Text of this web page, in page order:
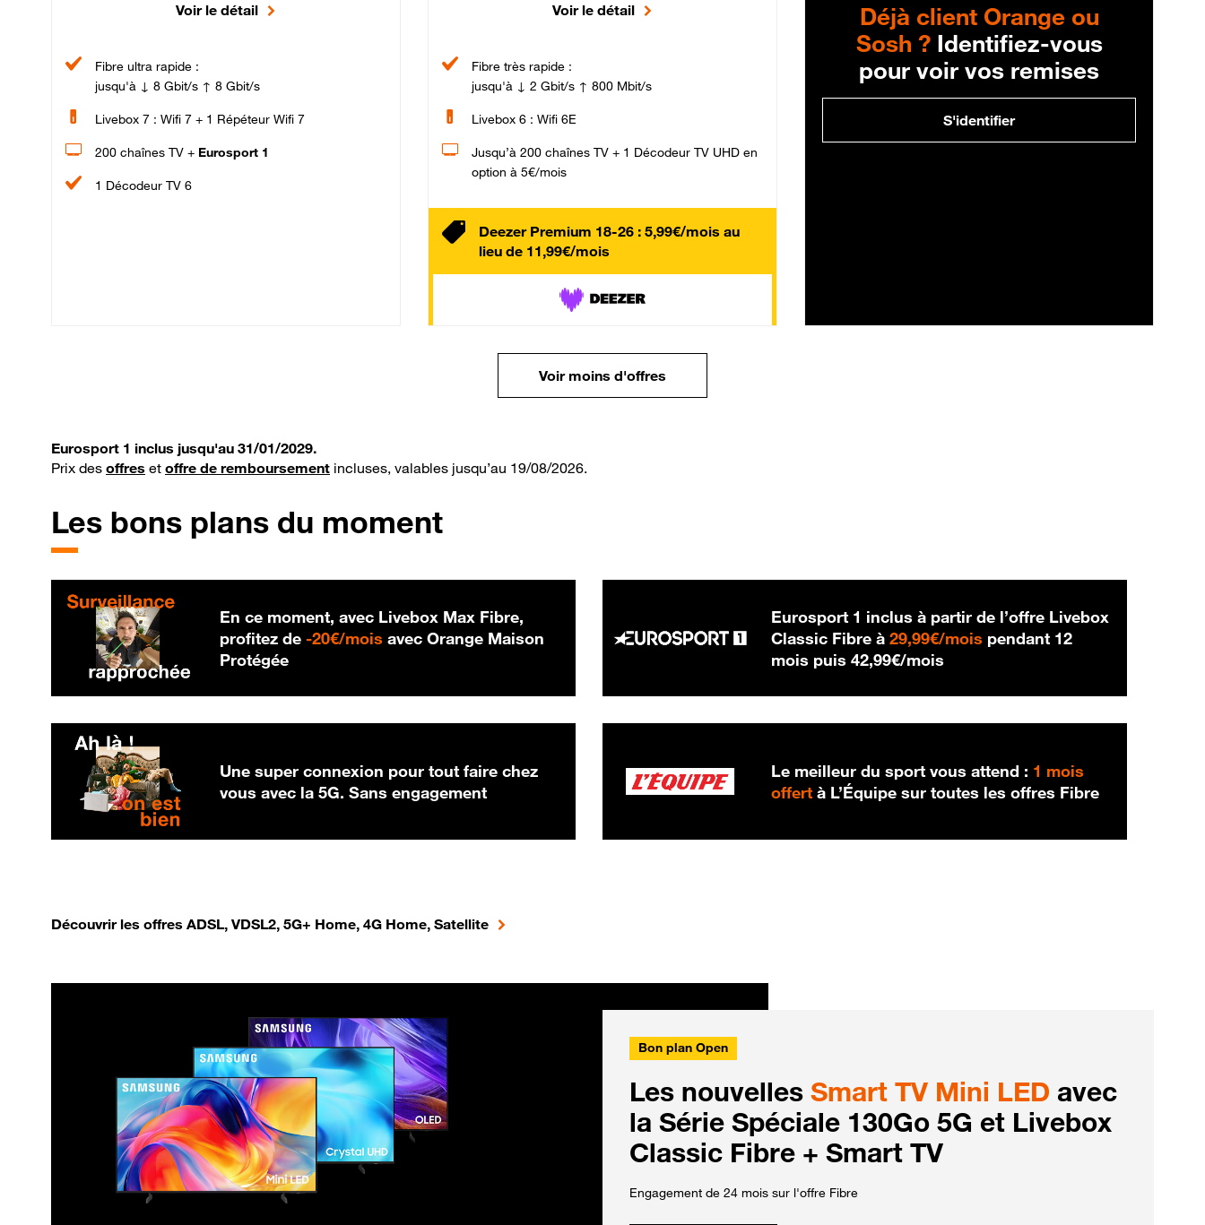
Voir le détail
Fibre ultra rapide :
jusqu'à ↓ 8 Gbit/s ↑ 8 Gbit/s
Livebox 7 : Wifi 7 + 1 Répéteur Wifi 7
200 chaînes TV + Eurosport 1
1 Décodeur TV 6
Voir le détail
Fibre très rapide :
jusqu'à ↓ 2 Gbit/s ↑ 800 Mbit/s
Livebox 6 : Wifi 6E
Jusqu’à 200 chaînes TV + 1 Décodeur TV UHD en
option à 5€/mois
Deezer Premium 18-26 : 5,99€/mois au
lieu de 11,99€/mois
Déjà client Orange ou
Sosh ?Identifiez-vous
pour voir vos remises
S'identifier
Voir moins d'offres
Eurosport 1 inclus jusqu'au 31/01/2029.
Prix des offres et offre de remboursement incluses, valables jusqu’au 19/08/2026.
Les bons plans du moment
En ce moment, avec Livebox Max Fibre,
profitez de -20€/mois 20 € par mois
avec Orange Maison
Protégée
Eurosport 1 inclus à partir de l’offre Livebox
Classic Fibre à29,99€/mois 29,99 € par mois
pendant 12
mois puis42,99€/mois
Une super connexion pour tout faire chez
vous avec la 5G. Sans engagement
Le meilleur du sport vous attend : 1 mois
offert à L’Équipe sur toutes les offres Fibre
Découvrir les offres ADSL, VDSL2, 5G+ Home, 4G Home, Satellite
Bon plan Open
Les nouvelles Smart TV Mini LED avec
la Série Spéciale 130Go 5G et Livebox
Classic Fibre + Smart TV
Engagement de 24 mois sur l'offre Fibre